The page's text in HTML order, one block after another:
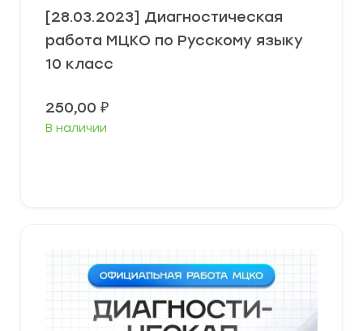
[28.03.2023] Диагностическая
работа МЦКО по Русскому языку
10 класс
250,00 ₽
В наличии